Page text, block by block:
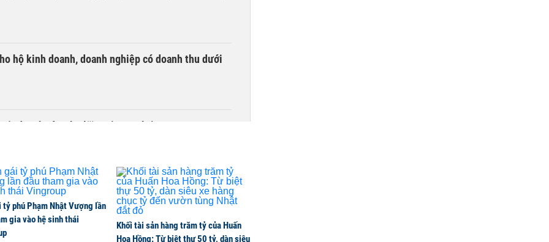
hộ kinh doanh, doanh nghiệp có doanh thu dưới
doanh nào cho lãi suất cao nhất?
hợp hơn 49.000 tỷ đồng
tại trạm sạc Ford Giải Phóng
tỷ phú Phạm Nhật Vượng lần
gia vào hệ sinh thái
Khối tài sản hàng trăm tỷ của Huấn
Hoa Hồng: Từ biệt thự 50 tỷ, dàn siêu